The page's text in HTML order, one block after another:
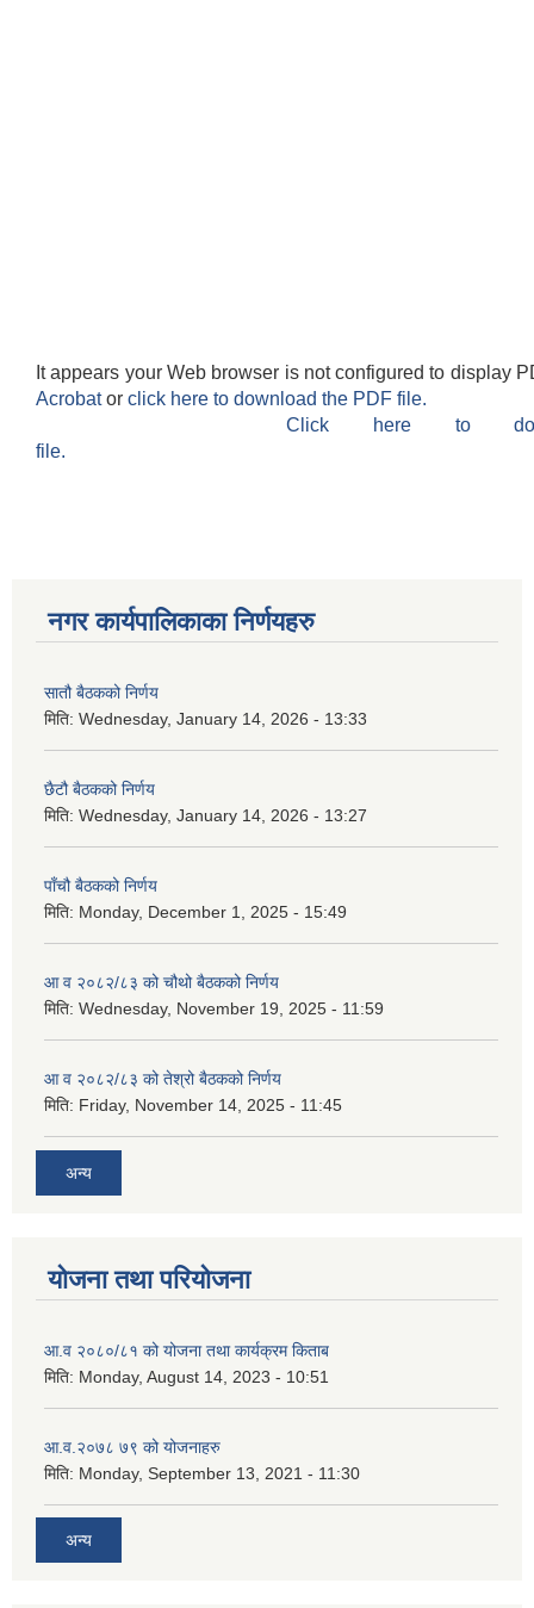
It appears your Web browser is not configured to display
Acrobator click here to download the PDF file.
Click here to
file.
नगर कार्यपालिकाका निर्णयहरु
सातौ बैठकको निर्णय
मिति: Wednesday, January 14, 2026 - 13:33
छैटौ बैठकको निर्णय
मिति: Wednesday, January 14, 2026 - 13:27
पाँचौ बैठकको निर्णय
मिति: Monday, December 1, 2025 - 15:49
आ व २०८२/८३ को चौथो बैठकको निर्णय
मिति: Wednesday, November 19, 2025 - 11:59
आ व २०८२/८३ को तेश्रो बैठकको निर्णय
मिति: Friday, November 14, 2025 - 11:45
अन्य
योजना तथा परियोजना
आ.व २०८०/८१ को योजना तथा कार्यक्रम किताब
मिति: Monday, August 14, 2023 - 10:51
आ.व.२०७८ ७९ को योजनाहरु
मिति: Monday, September 13, 2021 - 11:30
अन्य